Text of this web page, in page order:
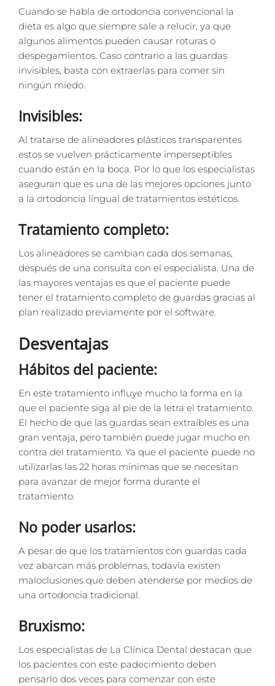
Cuando se habla de ortodoncia convencional la
dieta es algo que siempre sale a relucir, ya que
algunos alimentos pueden causar roturas o
despegamientos. Caso contrario a las guardas
invisibles, basta con extraerlas para comer sin
ningún miedo.
Invisibles:
Al tratarse de alineadores plásticos transparentes
estos se vuelven prácticamente imperseptibles
cuando están en la boca. Por lo que los especialistas
aseguran que es una de las mejores opciones junto
a la ortodoncia lingual de tratamientos estéticos.
Tratamiento completo:
Los alineadores se cambian cada dos semanas,
después de una consulta con el especialista. Una de
las mayores ventajas es que el paciente puede
tener el tratamiento completo de guardas gracias al
plan realizado previamente por el software.
Desventajas
Hábitos del paciente:
En este tratamiento influye mucho la forma en la
que el paciente siga al pie de la letra el tratamiento.
El hecho de que las guardas sean extraíbles es una
gran ventaja, pero también puede jugar mucho en
contra del tratamiento. Ya que el paciente puede no
utilizarlas las 22 horas mínimas que se necesitan
para avanzar de mejor forma durante el
tratamiento.
No poder usarlos:
A pesar de que los tratamientos con guardas cada
vez abarcan más problemas, todavía existen
maloclusiones que deben atenderse por medios de
una ortodoncia tradicional.
Bruxismo:
Los especialistas de La Clínica Dental destacan que
los pacientes con este padecimiento deben
pensarlo dos veces para comenzar con este